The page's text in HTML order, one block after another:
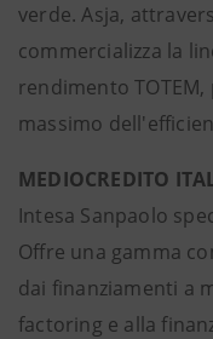
verde. Asja,
commercializza la
rendimento
massimo
MEDIOCREDITO
Intesa Sanpaolo
Offre una gamma
dai finanziamenti a
factoring e alla